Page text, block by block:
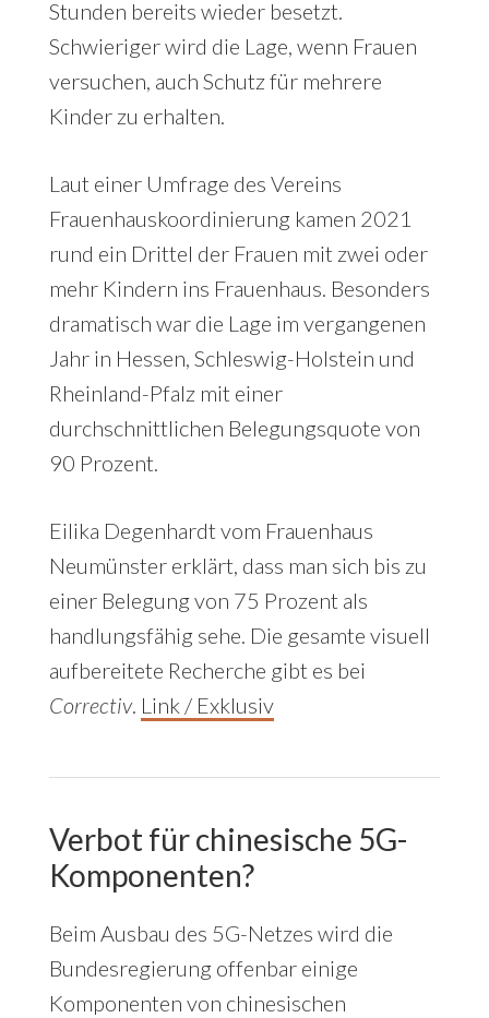
Stunden bereits wieder besetzt.
Schwieriger wird die Lage, wenn Frauen
versuchen, auch Schutz für mehrere
Kinder zu erhalten.
Laut einer Umfrage des Vereins
Frauenhauskoordinierung kamen 2021
rund ein Drittel der Frauen mit zwei oder
mehr Kindern ins Frauenhaus. Besonders
dramatisch war die Lage im vergangenen
Jahr in Hessen, Schleswig-Holstein und
Rheinland-Pfalz mit einer
durchschnittlichen Belegungsquote von
90 Prozent.
Eilika Degenhardt vom Frauenhaus
Neumünster erklärt, dass man sich bis zu
einer Belegung von 75 Prozent als
handlungsfähig sehe. Die gesamte visuell
aufbereitete Recherche gibt es bei
Correctiv. Link / Exklusiv
Verbot für chinesische 5G-
Komponenten?
Beim Ausbau des 5G-Netzes wird die
Bundesregierung offenbar einige
Komponenten von chinesischen